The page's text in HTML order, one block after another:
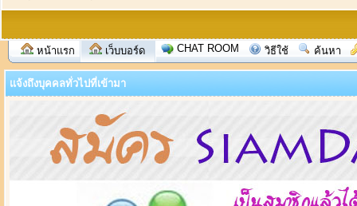
หน้าแรก เว็บบอร์ด CHAT ROOM วิธีใช้ ค้นหา
แจ้งถึงบุคคลทั่วไปที่เข้ามา